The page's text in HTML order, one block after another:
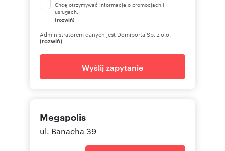
Chcę otrzymywać informacje o promocjach i
usługach.
(rozwiń)
Administratorem danych jest Domiporta Sp. z o.o.
(rozwiń)
Wyślij zapytanie
Megapolis
ul. Banacha 39